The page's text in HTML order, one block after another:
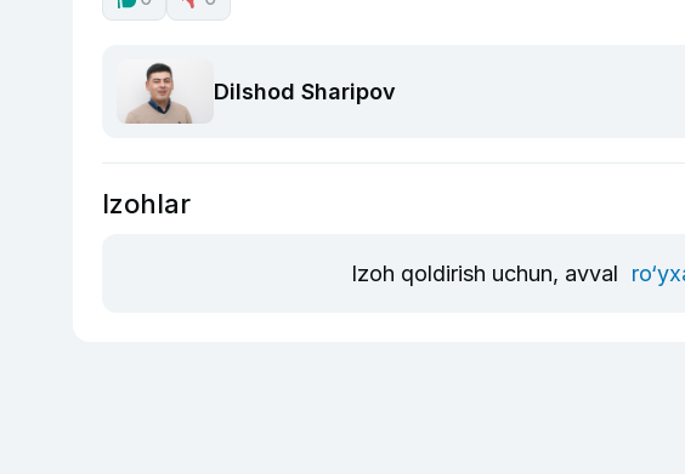
Dilshod Sharipov
Izohlar
Izoh qoldirish uchun, avval